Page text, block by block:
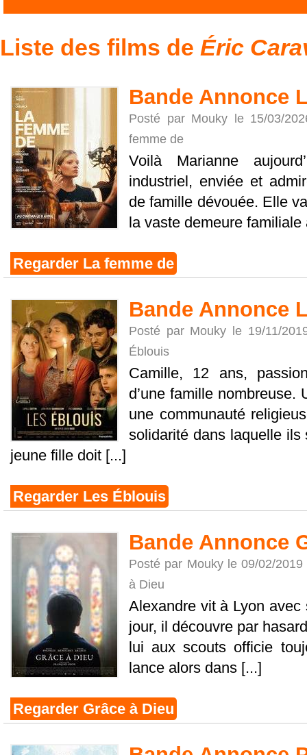
Liste des films de Éric
Bande Annonce
Posté par Mouky le 15/03/
femme de
Voilà Marianne
industriel, enviée et
de famille dévouée. Elle
la vaste demeure
Regarder La femme de
Bande Annonce
Posté par Mouky le 19/11/
Éblouis
Camille, 12 ans,
d’une famille nombreuse.
une communauté
solidarité dans laquelle ils
jeune fille doit [...]
Regarder Les Éblouis
Bande Annonce
Posté par Mouky le 09/02/
à Dieu
Alexandre vit à Lyon
jour, il découvre par
lui aux scouts officie
lance alors dans [...]
Regarder Grâce à Dieu